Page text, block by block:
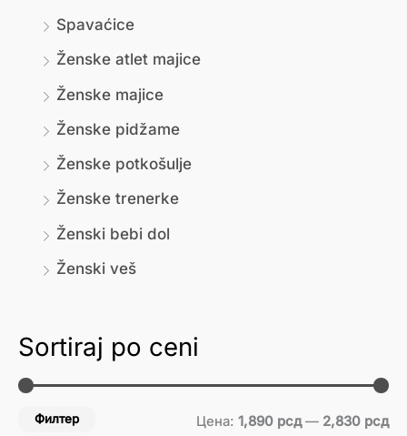
Spavaćice
Ženske atlet majice
Ženske majice
Ženske pidžame
Ženske potkošulje
Ženske trenerke
Ženski bebi dol
Ženski veš
Sortiraj po ceni
Филтер Цена: 1,890 рсд— 2,830 рсд